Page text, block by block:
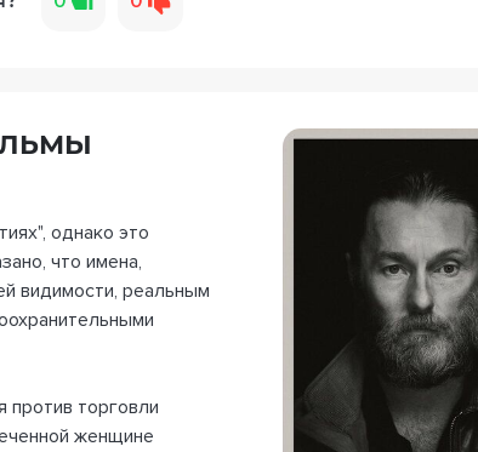
однако это
что имена,
видимости, реальным
против торговли
женщине